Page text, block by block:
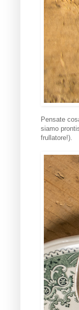
Pensate
siamo
frullatore!).